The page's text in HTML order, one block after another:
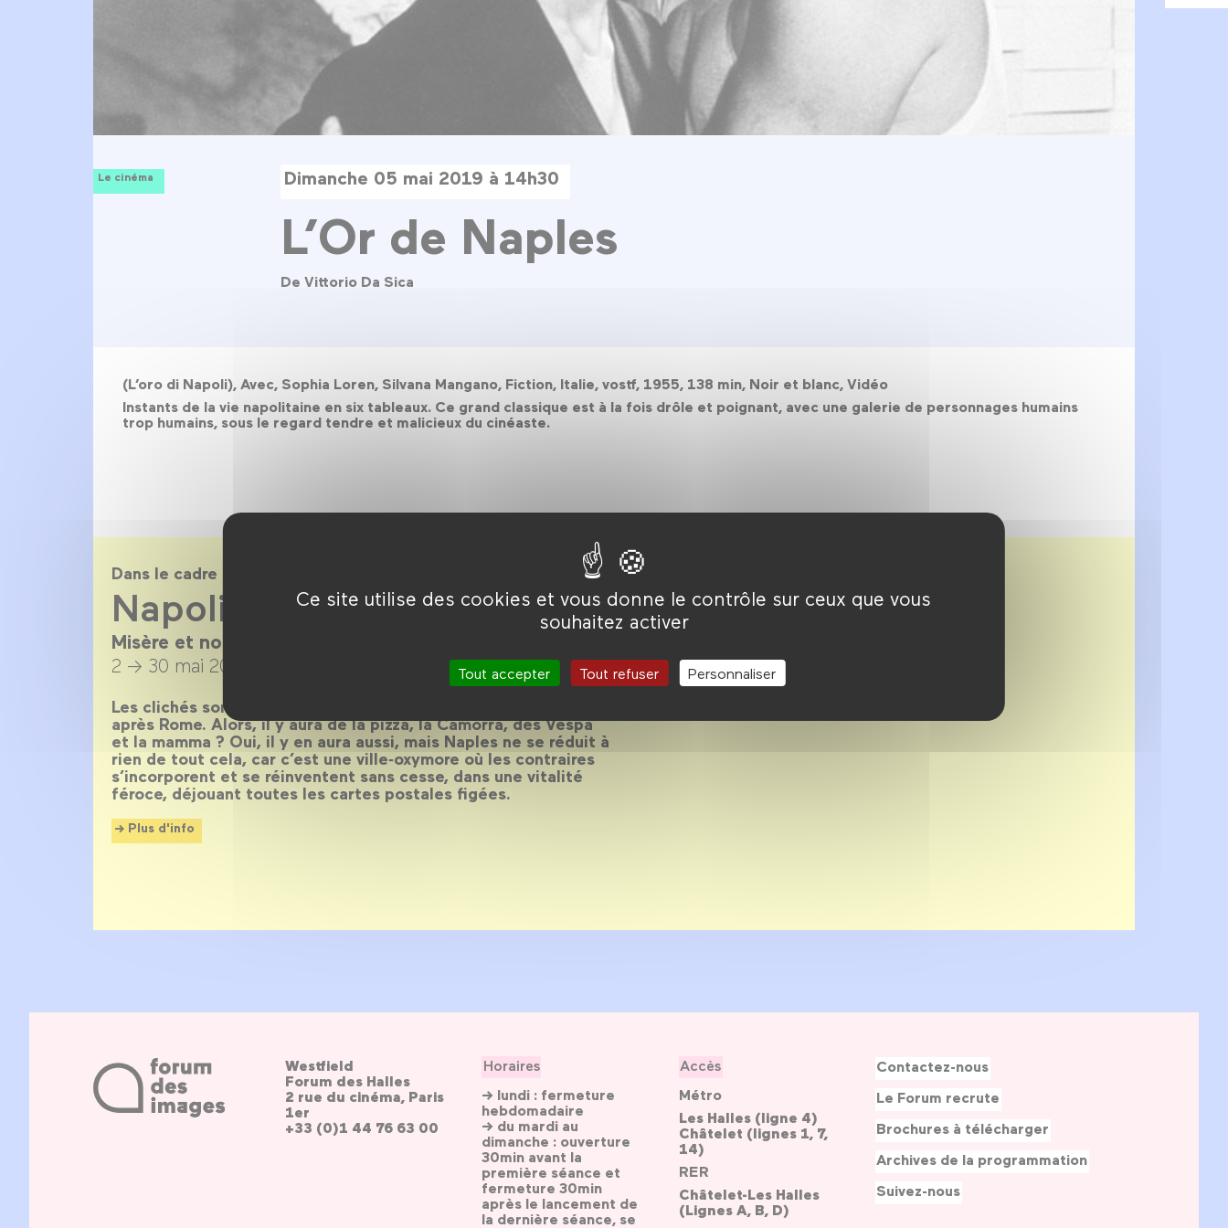
Ce site utilise des cookies et vous donne le contrôle sur ceux que vous
souhaitez activer
Tout accepter Tout refuser Personnaliser
Le cinéma Dimanche 05 mai 2019 à 14h30
L’Or de Naples
De Vittorio Da Sica
(L’oro di Napoli), Avec, Sophia Loren, Silvana Mangano, Fiction, Italie, vostf, 1955, 138 min, Noir et blanc, Vidéo
Instants de la vie napolitaine en six tableaux. Ce grand classique est à la fois drôle et poignant, avec une galerie de personnages humains
trop humains, sous le regard tendre et malicieux du cinéaste.
Dans le cadre de
Napoli !
Misère et noblesse en 30 films
2 → 30 mai 2019
Les clichés sont légion sur Naples, la ville la plus filmée d’Italie
après Rome. Alors, il y aura de la pizza, la Camorra, des Vespa
et la mamma ? Oui, il y en aura aussi, mais Naples ne se réduit à
rien de tout cela, car c’est une ville‑oxymore où les contraires
s’incorporent et se réinventent sans cesse, dans une vitalité
féroce, déjouant toutes les cartes postales figées.
Plus d'info
Westfield
Forum des Halles
2 rue du cinéma, Paris
1er
+33 (0)1 44 76 63 00
Horaires
→ lundi : fermeture
hebdomadaire
→ du mardi au
dimanche : ouverture
30min avant la
première séance et
fermeture 30min
après le lancement de
la dernière séance, se
Accès
Métro
Les Halles (ligne 4)
Châtelet (lignes 1, 7,
14)
RER
Châtelet-Les Halles
(Lignes A, B, D)
Contactez-nous
Le Forum recrute
Brochures à télécharger
Archives de la programmation
Suivez-nous